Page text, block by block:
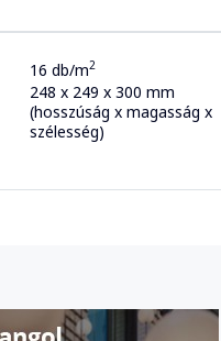
16 db/m2
248 x 249 x 300 mm
(hosszúság x magasság x
szélesség)